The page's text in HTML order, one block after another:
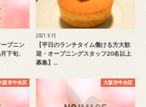
ープニン
下旬、
2021.9.15
【平日のランチタイム働ける方大歓
迎・オープニングスタッフ20名以上
募集】…
阪市中央区 大阪市中央区